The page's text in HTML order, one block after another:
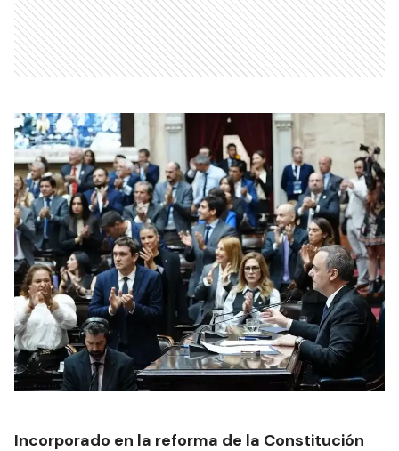
Incorporado en la reforma de la Constitución